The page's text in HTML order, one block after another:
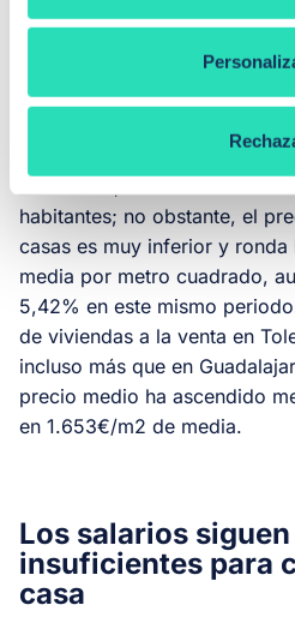
Guadalajara están liderando
porcentual de población.
precisamente, en los datos
20% en seis meses y es muy
habitantes; no obstante, el
casas es muy inferior y ronda
media por metro cuadrado,
5,42% en este mismo
de viviendas a la venta en
incluso más que en
precio medio ha ascendido
en 1.653€/m2 de media.
Los salarios
insuficientes para
casa